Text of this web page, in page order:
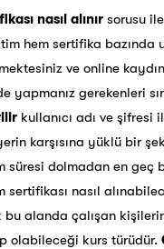
nasıl alınır sorusu
hem sertifika
ve online
yapmanız gerekenleri
kullanıcı adı ve şifresi
karşısına yüklü bir
süresi dolmadan en geç
nasıl
bu alanda çalışan
olabileceği kurs türüdür.